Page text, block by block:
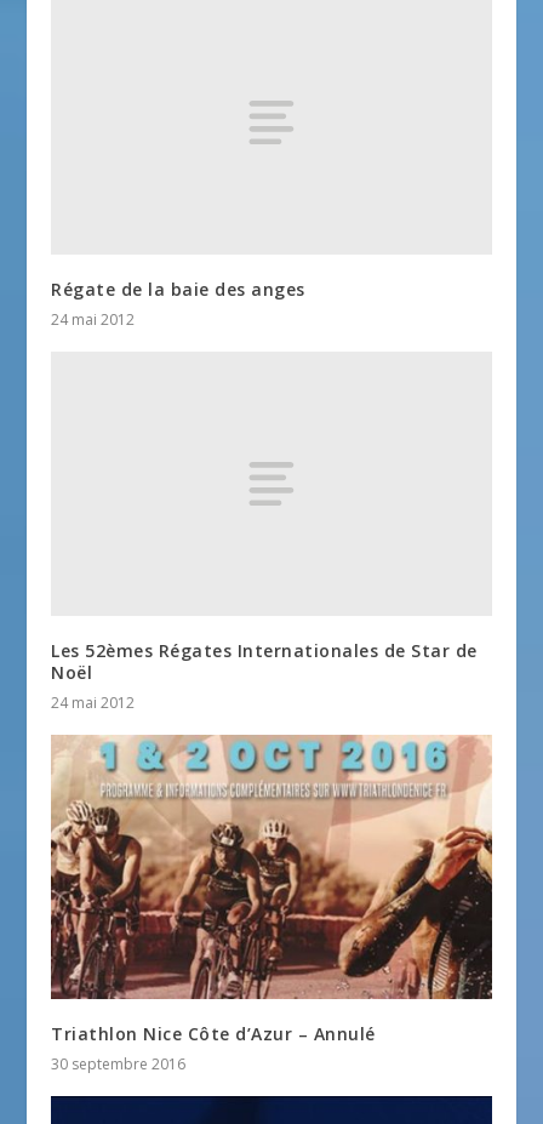
Régate de la baie des anges
24 mai 2012
Les 52èmes Régates Internationales de Star de
Noël
24 mai 2012
Triathlon Nice Côte d’Azur – Annulé
30 septembre 2016